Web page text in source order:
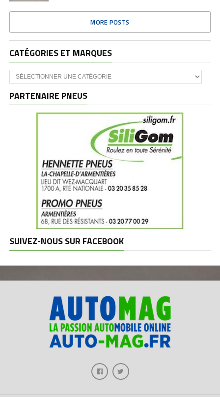
MORE POSTS
CATÉGORIES ET MARQUES
Catégories
et
PARTENAIRE PNEUS
SUIVEZ-NOUS SUR FACEBOOK